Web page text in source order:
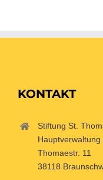
KONTAKT
Stiftung St.
Hauptverwaltung
Thomaestr. 11
38118